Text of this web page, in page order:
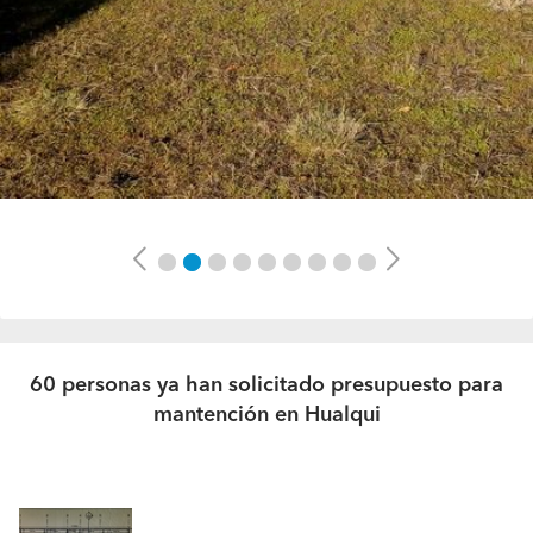
Previous Next
60 personas ya han solicitado presupuesto para
mantención en Hualqui